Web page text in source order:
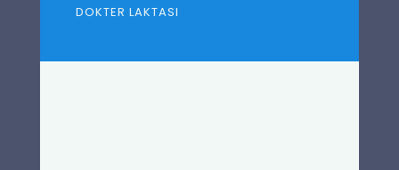
DOKTER LAKTASI